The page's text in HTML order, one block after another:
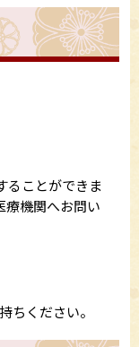
ることができま
療機関へお問い
ちください。